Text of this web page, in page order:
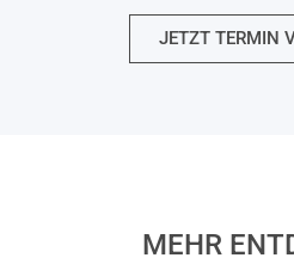
JETZT TERMIN
MEHR